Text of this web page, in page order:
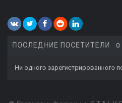
ПОСЛЕДНИЕ ПОСЕТИТЕЛИ 0
Ни одного зарегистрированного